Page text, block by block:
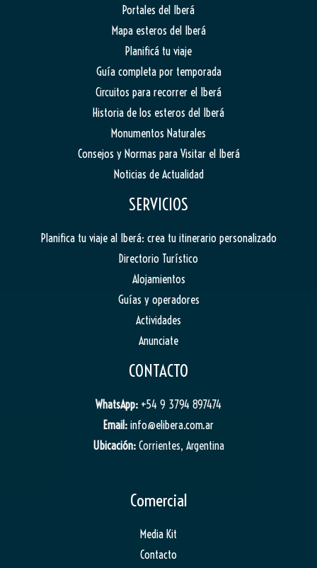
Portales del Iberá
Mapa esteros del Iberá
Planificá tu viaje
Guía completa por temporada
Circuitos para recorrer el Iberá
Historia de los esteros del Iberá
Monumentos Naturales
Consejos y Normas para Visitar el Iberá
Noticias de Actualidad
SERVICIOS
Planifica tu viaje al Iberá: crea tu itinerario personalizado
Directorio Turístico
Alojamientos
Guías y operadores
Actividades
Anunciate
CONTACTO
WhatsApp: +54 9 3794 897474
Email: info@elibera.com.ar
Ubicación: Corrientes, Argentina
Comercial
Media Kit
Contacto